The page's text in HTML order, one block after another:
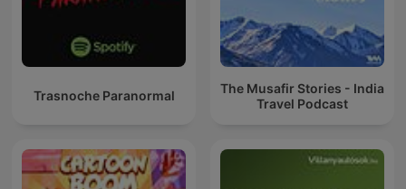
Trasnoche Paranormal
The Musafir Stories - India
Travel Podcast